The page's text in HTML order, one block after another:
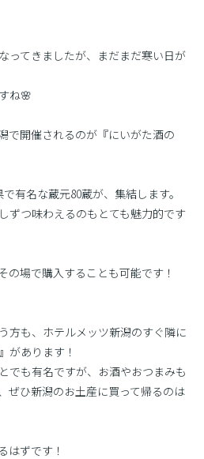
ってきましたが、まだまだ寒い日が
ね🌸
で開催されるのが『にいがた酒の
有名な蔵元80蔵が、集結します。
ずつ味わえるのもとても魅力的です
の場で購入することも可能です！
方も、ホテルメッツ新潟のすぐ隣に
があります！
でも有名ですが、お酒やおつまみも
ぜひ新潟のお土産に買って帰るのは
はずです！